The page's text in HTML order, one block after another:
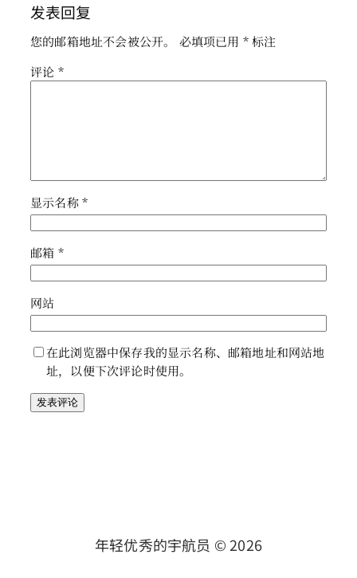
发表回复
您的邮箱地址不会被公开。 必填项已用 *标注
评论 *
显示名称*
邮箱 *
网站
在此浏览器中保存我的显示名称、邮箱地址和网站地
址，以便下次评论时使用。
年轻优秀的宇航员 © 2026